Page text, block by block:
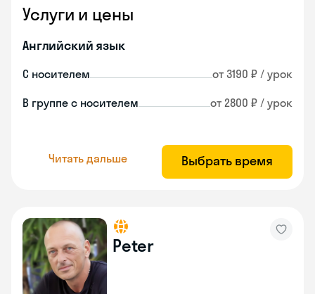
Услуги и цены
Английский язык
С носителем от 3190 ₽ / урок
В группе с носителем от 2800 ₽ / урок
Читать дальше Выбрать время
Peter